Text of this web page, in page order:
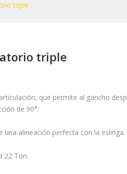
triple
triple
que permite al gancho
de 90°.
una alineación perfecta con la eslinga.
22 Ton.